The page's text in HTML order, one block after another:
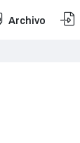
Archivo